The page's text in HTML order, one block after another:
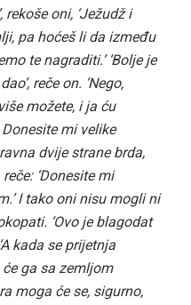
rekoše oni, ‘Ježudž i
pa hoćeš li da između
te nagraditi.’ ‘Bolje je
reče on. ‘Nego,
možete, i ja ću
mi velike
dvije strane brda,
‘Donesite mi
I tako oni nisu mogli ni
‘Ovo je blagodat
kada se prijetnja
ga sa zemljom
moga će se, sigurno,